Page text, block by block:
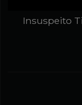
Insuspeito